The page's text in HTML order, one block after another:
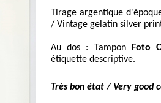
Tirage argentique
/ Vintage gelatin silver
Au dos : Tampon Foto
étiquette descriptive.
Très bon état / Very good